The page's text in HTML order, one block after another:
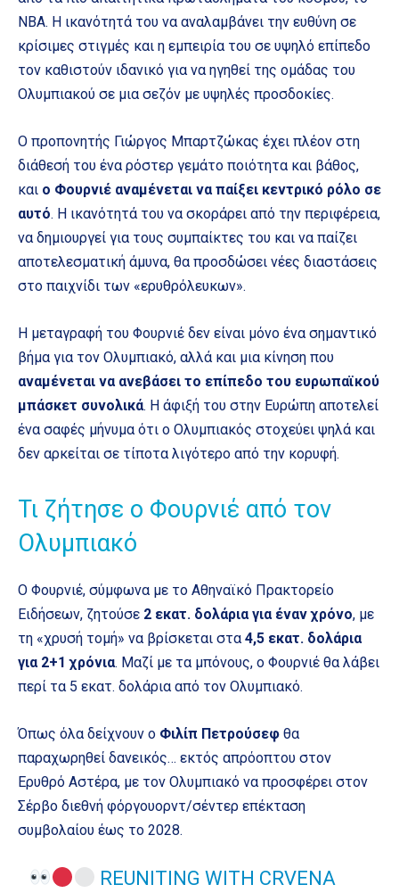
NBA. Η ικανότητά του να αναλαμβάνει την ευθύνη σε
κρίσιμες στιγμές και η εμπειρία του σε υψηλό επίπεδο
τον καθιστούν ιδανικό για να ηγηθεί της ομάδας του
Ολυμπιακού σε μια σεζόν με υψηλές προσδοκίες.
Ο προπονητής Γιώργος Μπαρτζώκας έχει πλέον στη
διάθεσή του ένα ρόστερ γεμάτο ποιότητα και βάθος,
και ο Φουρνιέ αναμένεται να παίξει κεντρικό ρόλο σε
αυτό. Η ικανότητά του να σκοράρει από την περιφέρεια,
να δημιουργεί για τους συμπαίκτες του και να παίζει
αποτελεσματική άμυνα, θα προσδώσει νέες διαστάσεις
στο παιχνίδι των «ερυθρόλευκων».
Η μεταγραφή του Φουρνιέ δεν είναι μόνο ένα σημαντικό
βήμα για τον Ολυμπιακό, αλλά και μια κίνηση που
αναμένεται να ανεβάσει το επίπεδο του ευρωπαϊκού
μπάσκετ συνολικά. Η άφιξή του στην Ευρώπη αποτελεί
ένα σαφές μήνυμα ότι ο Ολυμπιακός στοχεύει ψηλά και
δεν αρκείται σε τίποτα λιγότερο από την κορυφή.
Τι ζήτησε ο Φουρνιέ από τον
Ολυμπιακό
Ο Φουρνιέ, σύμφωνα με το Αθηναϊκό Πρακτορείο
Ειδήσεων, ζητούσε 2 εκατ. δολάρια για έναν χρόνο, με
τη «χρυσή τομή» να βρίσκεται στα4,5 εκατ. δολάρια
για 2+1 χρόνια. Μαζί με τα μπόνους, ο Φουρνιέ θα λάβει
περί τα 5 εκατ. δολάρια από τον Ολυμπιακό.
Όπως όλα δείχνουν ο Φιλίπ Πετρούσεφ θα
παραχωρηθεί δανεικός… εκτός απρόοπτου στον
Ερυθρό Αστέρα, με τον Ολυμπιακό να προσφέρει στον
Σέρβο διεθνή φόργουορντ/σέντερ επέκταση
συμβολαίου έως το 2028.
REUNITING WITH CRVENA